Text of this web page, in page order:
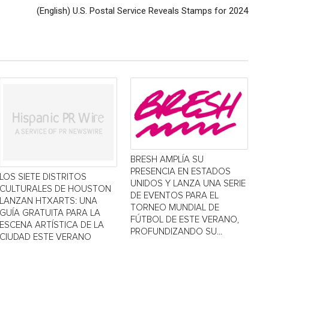
(English) U.S. Postal Service Reveals Stamps for 2024
LOS SIETE DISTRITOS
CULTURALES DE HOUSTON
LANZAN HTXARTS: UNA
GUÍA GRATUITA PARA LA
ESCENA ARTÍSTICA DE LA
CIUDAD ESTE VERANO
BRESH AMPLÍA SU
PRESENCIA EN ESTADOS
UNIDOS Y LANZA UNA SERIE
DE EVENTOS PARA EL
TORNEO MUNDIAL DE
FÚTBOL DE ESTE VERANO,
PROFUNDIZANDO SU...